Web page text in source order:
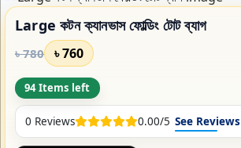
Large কটন ক্যানভাস ফোল্ডিং টোট ব্যাগ
৳ 780 ৳ 760
94 Items left
0 Reviews 0.00/5 See Reviews